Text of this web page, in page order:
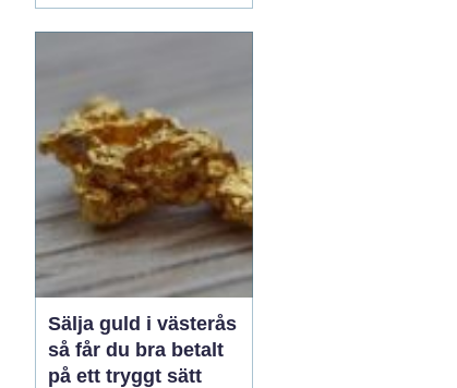
om tid och vill undvika
krångliga upplägg.
Därför söker många
efter ...
Sälja guld i västerås
så får du bra betalt
på ett tryggt sätt